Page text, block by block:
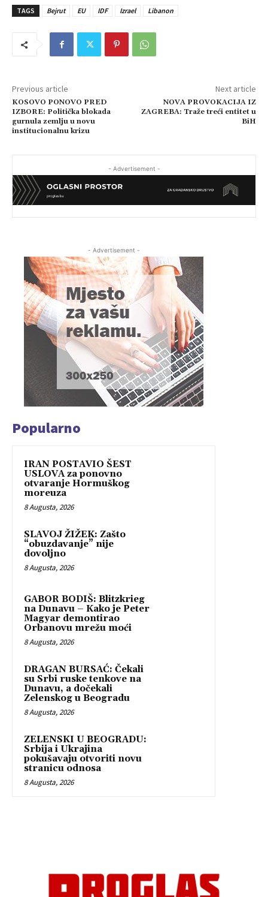
TAGS Bejrut EU IDF Izrael Libanon
Previous article
KOSOVO PONOVO PRED
IZBORE: Politička blokada
gurnula zemlju u novu
institucionalnu krizu
Next article
NOVA PROVOKACIJA IZ
ZAGREBA: Traže treći entitet u
BiH
- Advertisement -
- Advertisement -
Popularno
IRAN POSTAVIO ŠEST
USLOVA za ponovno
otvaranje Hormuškog
moreuza
8 Augusta, 2026
SLAVOJ ŽIŽEK: Zašto
“obuzdavanje” nije
dovoljno
8 Augusta, 2026
GABOR BODIŠ: Blitzkrieg
na Dunavu – Kako je Peter
Magyar demontirao
Orbanovu mrežu moći
8 Augusta, 2026
DRAGAN BURSAĆ: Čekali
su Srbi ruske tenkove na
Dunavu, a dočekali
Zelenskog u Beogradu
8 Augusta, 2026
ZELENSKI U BEOGRADU:
Srbija i Ukrajina
pokušavaju otvoriti novu
stranicu odnosa
8 Augusta, 2026